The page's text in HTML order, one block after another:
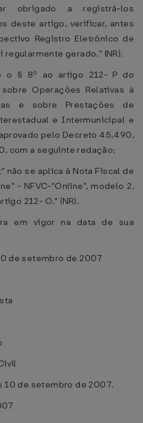
obrigado a registrá-los
deste artigo, verificar, antes
Registro Eletrônico de
regularmente gerado." (NR).
o § 8º ao artigo 212- P do
Operações Relativas à
e sobre Prestações de
e Intermunicipal e
pelo Decreto 45.490,
com a seguinte redação:
não se aplica à Nota Fiscal de
- NFVC-"Online", modelo 2,
212- O." (NR).
em vigor na data de sua
de setembro de 2007
10 de setembro de 2007.